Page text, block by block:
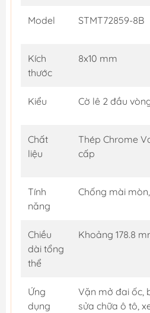
Model STMT72859-8B
Kích
thước
8x10 mm
Kiểu Cờ lê 2 đầu
Chất
liệu
Thép Chrome
cấp
Tính
năng
Chống mài
Chiều
dài tổng
thể
Khoảng 178.8
Ứng
dụng
Vặn mở đai ốc,
sửa chữa ô tô,